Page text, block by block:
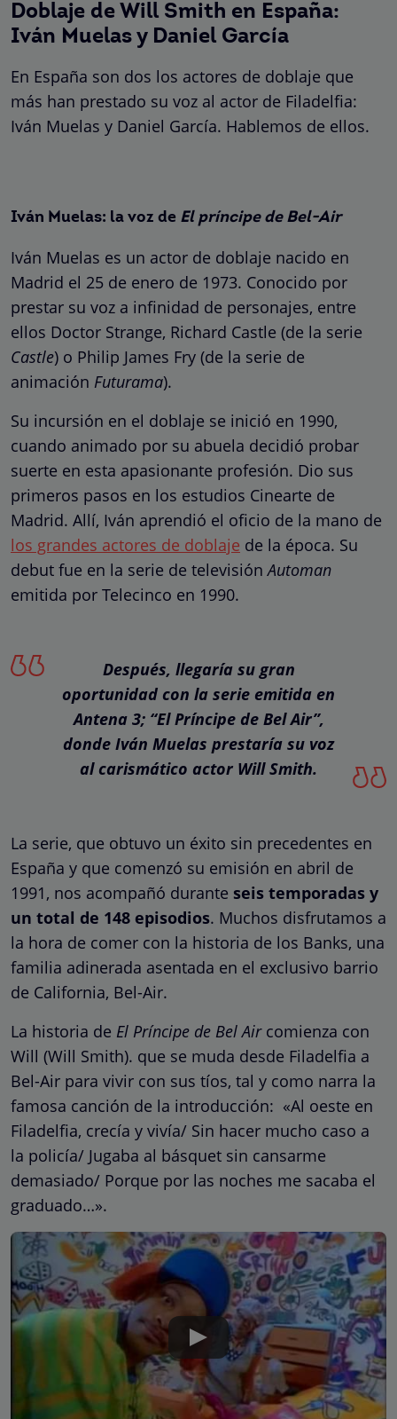
Doblaje de Will Smith en España:
Iván Muelas y Daniel García
En España son dos los actores de doblaje que
más han prestado su voz al actor de Filadelfia:
Iván Muelas y Daniel García. Hablemos de ellos.
Iván Muelas: la voz de El príncipe de Bel-Air
Iván Muelas es un actor de doblaje nacido en
Madrid el 25 de enero de 1973. Conocido por
prestar su voz a infinidad de personajes, entre
ellos Doctor Strange, Richard Castle (de la serie
Castle) o Philip James Fry (de la serie de
animación Futurama).
Su incursión en el doblaje se inició en 1990,
cuando animado por su abuela decidió probar
suerte en esta apasionante profesión. Dio sus
primeros pasos en los estudios Cinearte de
Madrid. Allí, Iván aprendió el oficio de la mano de
los grandes actores de doblaje de la época. Su
debut fue en la serie de televisiónAutoman
emitida por Telecinco en 1990.
Después, llegaría su gran
oportunidad con la serie emitida en
Antena 3; “El Príncipe de Bel Air”,
donde Iván Muelas prestaría su voz
al carismático actor Will Smith.
La serie, que obtuvo un éxito sin precedentes en
España y que comenzó su emisión en abril de
1991, nos acompañó durante seis temporadas y
un total de 148 episodios. Muchos disfrutamos a
la hora de comer con la historia de los Banks, una
familia adinerada asentada en el exclusivo barrio
de California, Bel-Air.
La historia de El Príncipe de Bel Aircomienza con
Will (Will Smith). que se muda desde Filadelfia a
Bel-Air para vivir con sus tíos, tal y como narra la
famosa canción de la introducción: «Al oeste en
Filadelfia, crecía y vivía/ Sin hacer mucho caso a
la policía/ Jugaba al básquet sin cansarme
demasiado/ Porque por las noches me sacaba el
graduado…».